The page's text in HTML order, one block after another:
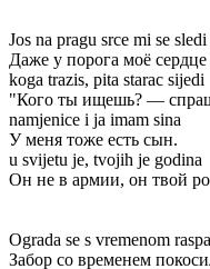
Jos na pragu srce mi se sledi
Даже у порога моё сердце
koga trazis, pita starac sijedi
"Кого ты ищешь? —
namjenice i ja imam sina
У меня тоже есть сын.
u svijetu je, tvojih je godina
Он не в армии, он твой
Ograda se s vremenom
Забор со временем